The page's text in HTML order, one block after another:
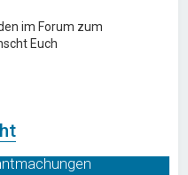
im Forum zum
Euch